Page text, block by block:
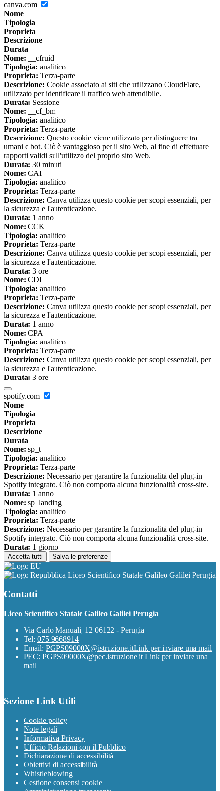
canva.com
Nome
Tipologia
Proprieta
Descrizione
Durata
Nome: __cfruid
Tipologia: analitico
Proprieta: Terza-parte
Descrizione: Cookie associato ai siti che utilizzano CloudFlare,
utilizzato per identificare il traffico web attendibile.
Durata: Sessione
Nome: __cf_bm
Tipologia: analitico
Proprieta: Terza-parte
Descrizione: Questo cookie viene utilizzato per distinguere tra
umani e bot. Ciò è vantaggioso per il sito Web, al fine di effettuare
rapporti validi sull'utilizzo del proprio sito Web.
Durata: 30 minuti
Nome: CAI
Tipologia: analitico
Proprieta: Terza-parte
Descrizione: Canva utilizza questo cookie per scopi essenziali, per
la sicurezza e l'autenticazione.
Durata: 1 anno
Nome: CCK
Tipologia: analitico
Proprieta: Terza-parte
Descrizione: Canva utilizza questo cookie per scopi essenziali, per
la sicurezza e l'autenticazione.
Durata: 3 ore
Nome: CDI
Tipologia: analitico
Proprieta: Terza-parte
Descrizione: Canva utilizza questo cookie per scopi essenziali, per
la sicurezza e l'autenticazione.
Durata: 1 anno
Nome: CPA
Tipologia: analitico
Proprieta: Terza-parte
Descrizione: Canva utilizza questo cookie per scopi essenziali, per
la sicurezza e l'autenticazione.
Durata: 3 ore
spotify.com
Nome
Tipologia
Proprieta
Descrizione
Durata
Nome: sp_t
Tipologia: analitico
Proprieta: Terza-parte
Descrizione: Necessario per garantire la funzionalità del plug-in
Spotify integrato. Ciò non comporta alcuna funzionalità cross-site.
Durata: 1 anno
Nome: sp_landing
Tipologia: analitico
Proprieta: Terza-parte
Descrizione: Necessario per garantire la funzionalità del plug-in
Spotify integrato. Ciò non comporta alcuna funzionalità cross-site.
Durata: 1 giorno
Accetta tutti Salva le preferenze
Liceo Scientifico Statale Galileo Galilei Perugia
Contatti
Liceo Scientifico Statale Galileo Galilei Perugia
Via Carlo Manuali, 12 06122 - Perugia
Tel: 075 9668914
Email: PGPS09000X@istruzione.itLink per inviare una mail
PEC: PGPS09000X@pec.istruzione.it Link per inviare una
mail
Sezione Link Utili
Cookie policy
Note legali
Informativa Privacy
Ufficio Relazioni con il Pubblico
Dichiarazione di accessibilità
Obiettivi di accessibilità
Whistleblowing
Gestione consensi cookie